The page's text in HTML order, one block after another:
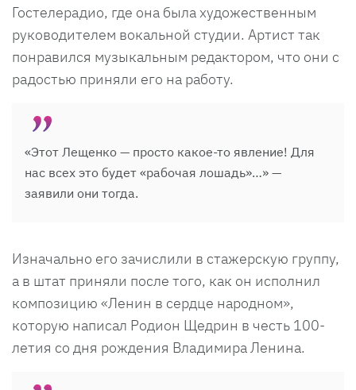
Гостелерадио, где она была художественным
руководителем вокальной студии. Артист так
понравился музыкальным редактором, что они с
радостью приняли его на работу.
«Этот Лещенко — просто какое-то явление! Для
нас всех это будет «рабочая лошадь»…» —
заявили они тогда.
Изначально его зачислили в стажерскую группу,
а в штат приняли после того, как он исполнил
композицию «Ленин в сердце народном»,
которую написал Родион Щедрин в честь 100-
летия со дня рождения Владимира Ленина.